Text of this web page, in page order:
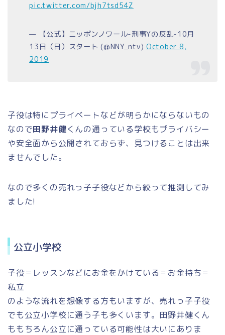
pic.twitter.com/bjh7tsd54Z
— 【公式】ニッポンノワール-刑事Yの反乱-10月
13日（日）スタート (@NNY_ntv)October 8,
2019
子役は特にプライベートなどが明らかにならないもの
なので田野井健くんの通っている学校もプライバシー
や安全面から公開されておらず、見つけることは出来
ませんでした。
なので多くの売れっ子子役などから絞って推測してみ
ました!
公立小学校
子役＝レッスンなどにお金をかけている＝お金持ち＝
私立
のような流れを想像する方もいますが、売れっ子子役
でも公立小学校に通う子も多くいます。田野井健くん
ももちろん公立に通っている可能性は大いにありま